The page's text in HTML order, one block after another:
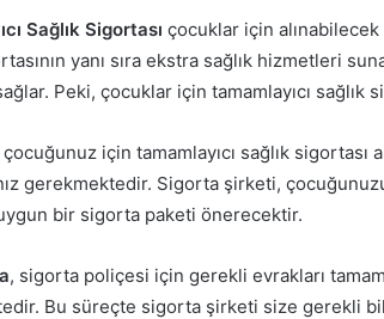
Sağlık Sigortası çocuklar için
yanı sıra ekstra sağlık hizmetleri
Peki, çocuklar için tamamlayıcı sağlık
çocuğunuz için tamamlayıcı sağlık
gerekmektedir. Sigorta şirketi,
bir sigorta paketi önerecektir.
, sigorta poliçesi için gerekli evrakları
Bu süreçte sigorta şirketi size gerekli